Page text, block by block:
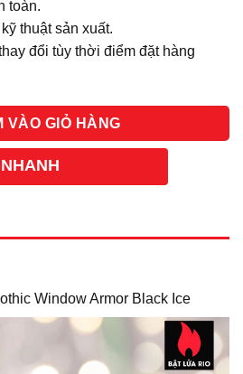
toàn.
thuật sản xuất.
đổi tùy thời điểm đặt hàng
VÀO GIỎ HÀNG
Window Armor Black Ice